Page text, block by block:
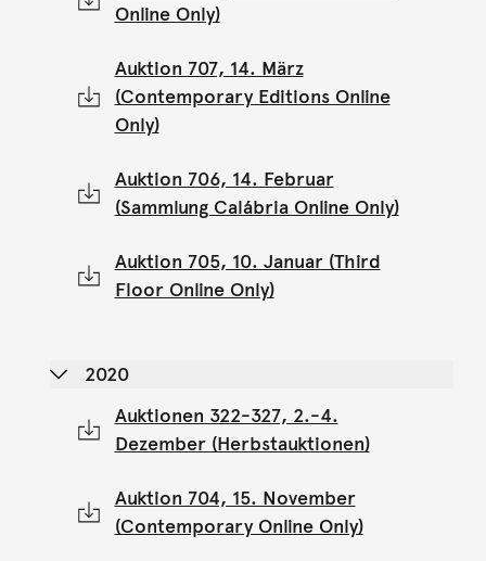
Online Only)
Auktion 707, 14. März
(Contemporary Editions Online
Only)
Auktion 706, 14. Februar
(Sammlung Calábria Online Only)
Auktion 705, 10. Januar (Third
Floor Online Only)
2020
Auktionen 322-327, 2.-4.
Dezember (Herbstauktionen)
Auktion 704, 15. November
(Contemporary Online Only)